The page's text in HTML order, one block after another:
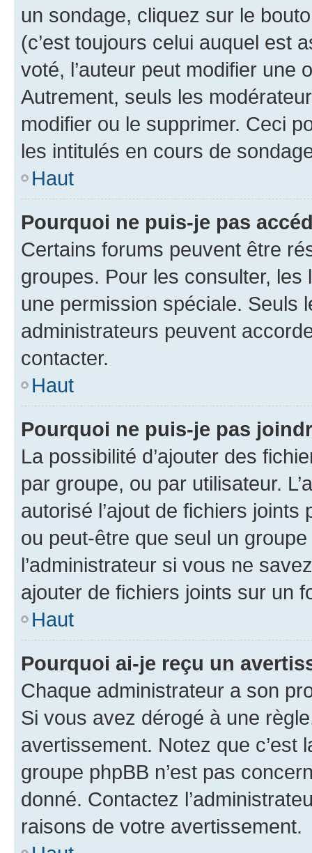
un sondage, cliquez sur le
(c’est toujours celui auquel est
voté, l’auteur peut modifier une
Autrement, seuls les
modifier ou le supprimer. Ceci
les intitulés en cours de
Haut
Pourquoi ne puis-je pas
Certains forums peuvent être
groupes. Pour les consulter,
une permission spéciale. Seuls
administrateurs peuvent
contacter.
Haut
Pourquoi ne puis-je pas
La possibilité d’ajouter des
par groupe, ou par utilisateur.
autorisé l’ajout de fichiers
ou peut-être que seul un
l’administrateur si vous ne
ajouter de fichiers joints sur un
Haut
Pourquoi ai-je reçu un
Chaque administrateur a son
Si vous avez dérogé à une
avertissement. Notez que c’est
groupe phpBB n’est pas
donné. Contactez
raisons de votre avertissement.